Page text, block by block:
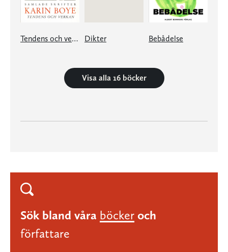
Tendens och verkan Dikter Bebådelse
Visa alla 16 böcker
Sök bland våra böcker och
författare